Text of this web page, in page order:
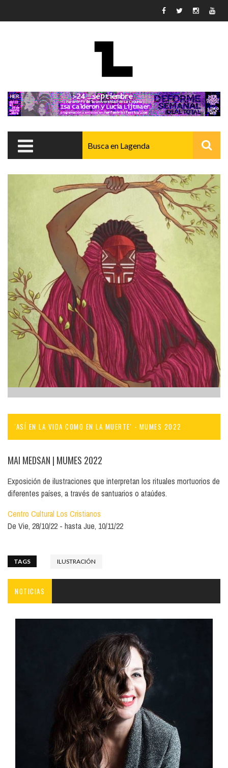
'ASÍ EN LA VIDA COMO EN LA MUERTE' - MUMES 2022
MAI MEDSAN | MUMES 2022
Exposición de ilustraciones que interpretan los rituales mortuorios de
diferentes países, a través de santuarios o ataúdes.
Centro Cultural Los Cristianos
De Vie, 28/10/22 hastaJue, 10/11/22
TAGS ILUSTRACIÓN
NOTICIAS